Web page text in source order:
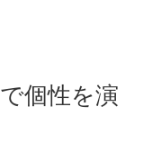
個性を演